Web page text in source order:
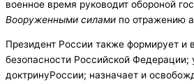
военное время руководит обороной
Вооруженными силами по отражению
Президент России также формирует и
безопасности Российской
доктринуРоссии; назначает и